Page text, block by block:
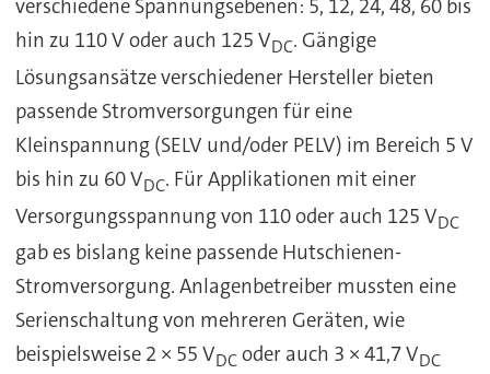
verschiedene Spannungsebenen: 5, 12, 24, 48, 60 bis
hin zu 110 V oder auch 125 VDC. Gängige
Lösungsansätze verschiedener Hersteller bieten
passende Stromversorgungen für eine
Kleinspannung (SELV und/oder PELV) im Bereich 5 V
bis hin zu 60 VDC. Für Applikationen mit einer
Versorgungsspannung von 110 oder auch 125 VDC
gab es bislang keine passende Hutschienen-
Stromversorgung. Anlagenbetreiber mussten eine
Serienschaltung von mehreren Geräten, wie
beispielsweise 2 × 55 VDCoder auch 3 × 41,7 VDC